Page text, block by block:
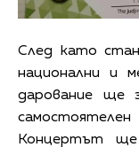
След като
национални и
дарование ще
Концертът